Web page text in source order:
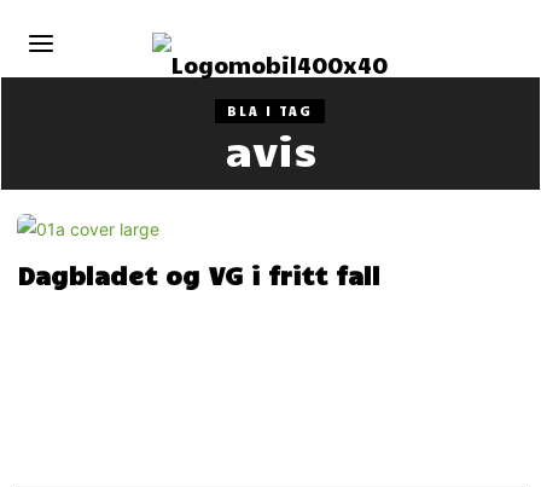
BLA I TAG
avis
Dagbladet og VG i fritt fall